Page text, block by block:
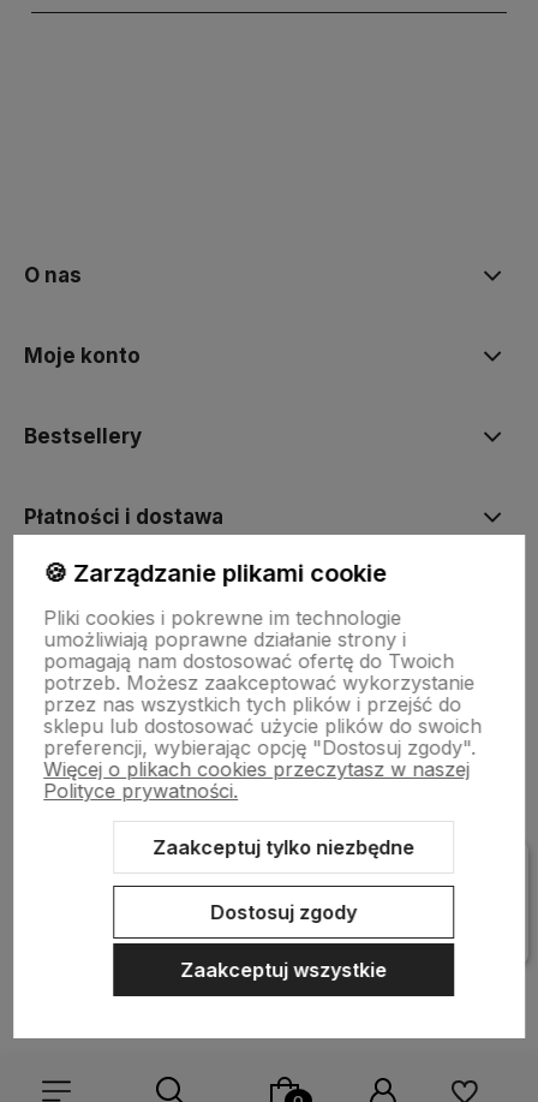
O nas
Moje konto
Bestsellery
Płatności i dostawa
Pomoc
Sklep internetowy Shoper Premium
Szablon Shoper Modern 3.0™
🍪 Zarządzanie plikami cookie
Pliki cookies i pokrewne im technologie
umożliwiają poprawne działanie strony i
pomagają nam dostosować ofertę do Twoich
potrzeb. Możesz zaakceptować wykorzystanie
przez nas wszystkich tych plików i przejść do
sklepu lub dostosować użycie plików do swoich
preferencji, wybierając opcję "Dostosuj zgody".
Więcej o plikach cookies przeczytasz w naszej
Polityce prywatności.
Zaakceptuj tylko niezbędne
Dostosuj zgody
Zaakceptuj wszystkie